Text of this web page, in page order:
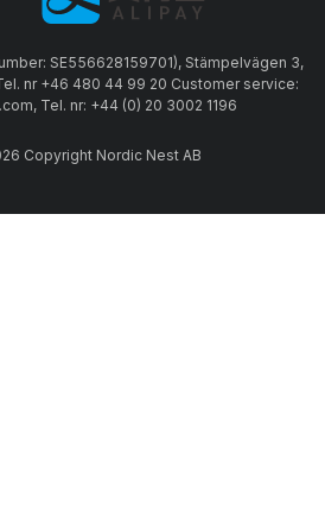
SE556628159701), Stämpelvägen 3,
nr +46 480 44 99 20 Customer service:
Tel. nr: +44 (0) 20 3002 1196
Copyright Nordic Nest AB